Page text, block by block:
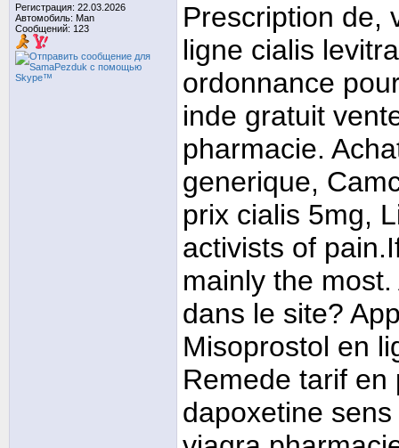
Регистрация: 22.03.2026
Автомобиль: Man
Сообщений: 123
Prescription de,
ligne cialis
ordonnance
inde gratuit
pharmacie.
generique,
prix cialis 5mg,
activists of
mainly the
dans le site?
Misoprostol en
Remede tarif
dapoxetine